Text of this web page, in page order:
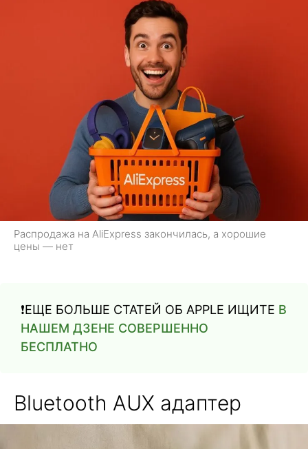
Распродажа на AliExpress закончилась, а хорошие
цены — нет
❗️ЕЩЕ БОЛЬШЕ СТАТЕЙ ОБ APPLE ИЩИТЕ В
НАШЕМ ДЗЕНЕ СОВЕРШЕННО
БЕСПЛАТНО
Bluetooth AUX адаптер